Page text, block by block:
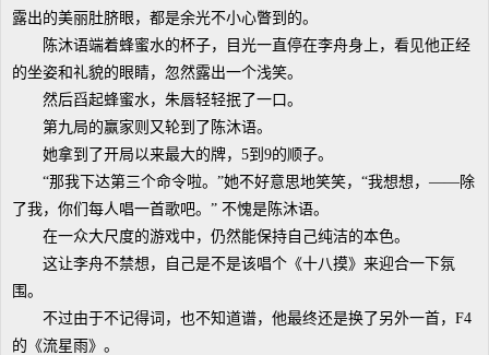
露出的美丽肚脐眼，都是余光不小心瞥到的。
陈沐语端着蜂蜜水的杯子，目光一直停在李舟身上，看见他正经
的坐姿和礼貌的眼睛，忽然露出一个浅笑。
然后舀起蜂蜜水，朱唇轻轻抿了一口。
第九局的赢家则又轮到了陈沐语。
她拿到了开局以来最大的牌，5到9的顺子。
“那我下达第三个命令啦。”她不好意思地笑笑，“我想想，——除
了我，你们每人唱一首歌吧。” 不愧是陈沐语。
在一众大尺度的游戏中，仍然能保持自己纯洁的本色。
这让李舟不禁想，自己是不是该唱个《十八摸》来迎合一下氛
围。
不过由于不记得词，也不知道谱，他最终还是换了另外一首，F4
的《流星雨》。